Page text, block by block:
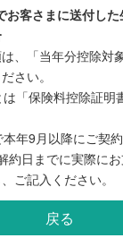
お客さまに送付し
、「当年分控除対
さい。
「保険料控除証明
年9月以降にご契
約日までに実際に
ご記入ください。
戻る